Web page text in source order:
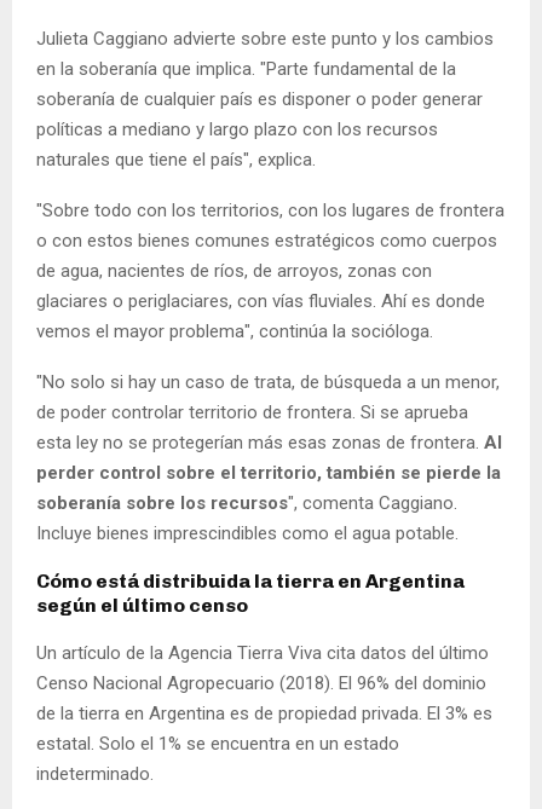
Julieta Caggiano advierte sobre este punto y los cambios
en la soberanía que implica. "Parte fundamental de la
soberanía de cualquier país es disponer o poder generar
políticas a mediano y largo plazo con los recursos
naturales que tiene el país", explica.
"Sobre todo con los territorios, con los lugares de frontera
o con estos bienes comunes estratégicos como cuerpos
de agua, nacientes de ríos, de arroyos, zonas con
glaciares o periglaciares, con vías fluviales. Ahí es donde
vemos el mayor problema", continúa la socióloga.
"No solo si hay un caso de trata, de búsqueda a un menor,
de poder controlar territorio de frontera. Si se aprueba
esta ley no se protegerían más esas zonas de frontera. Al
perder control sobre el territorio, también se pierde la
soberanía sobre los recursos", comenta Caggiano.
Incluye bienes imprescindibles como el agua potable.
Cómo está distribuida la tierra en Argentina
según el último censo
Un artículo de la Agencia Tierra Viva cita datos del último
Censo Nacional Agropecuario (2018). El 96% del dominio
de la tierra en Argentina es de propiedad privada. El 3% es
estatal. Solo el 1% se encuentra en un estado
indeterminado.